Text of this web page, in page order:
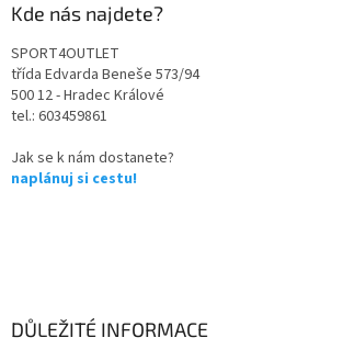
Kde nás najdete?
SPORT4OUTLET
třída Edvarda Beneše 573/94
500 12 - Hradec Králové
tel.: 603459861
Jak se k nám dostanete?
naplánuj si cestu!
DŮLEŽITÉ INFORMACE